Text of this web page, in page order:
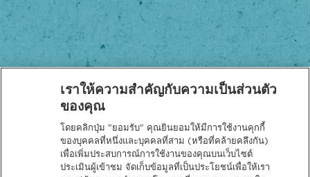
เราให้ความสำคัญกับความเป็นส่วนตัว
ของคุณ
โดยคลิกปุ่ม "ยอมรับ" คุณยินยอมให้มีการใช้งานคุกกี้
ของบุคคลที่หนึ่งและบุคคลที่สาม (หรือที่คล้ายคลึงกัน)
เพื่อเพิ่มประสบการณ์การใช้งานของคุณบนเว็บไซต์
ประเมินผู้เข้าชม จัดเก็บข้อมูลที่เป็นประโยชน์เพื่อให้เรา